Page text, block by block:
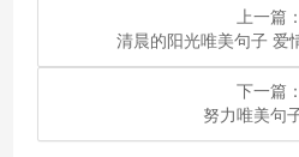
上一篇：
清晨的阳光唯美句子 爱
下一篇：
努力唯美句